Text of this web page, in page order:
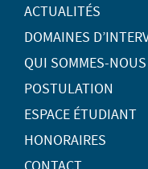
ACTUALITÉS
DOMAINES
QUI SOMMES-
POSTULATION
ESPACE ÉTUDIANT
HONORAIRES
CONTACT